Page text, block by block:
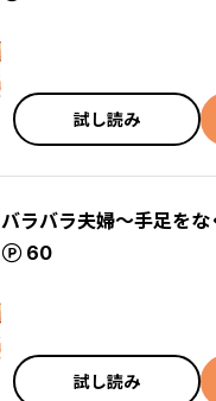
試し読み
バラバラ夫婦～手足を
60
試し読み